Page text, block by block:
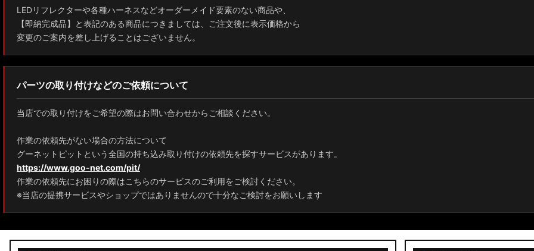
ZWE211H/NRE210H/NRE214H カローラスポーツ
GXPA16 MXPA12 GRヤリス
MXPH10/MXPA10/MXBA10/KSP210 ヤリス
MXPJ10/15 MXPB10/15 ヤリスクロス
ZYX10 NGX50 C-HR
AAHH40W/AAHH45W/TAHA40W ヴェルファイア
AAHH40W/AAHH45W/AGH40W アルファード
AYH30/GGH30/35/AGH30/35 ヴェルファイア
LEDリフレクターや各種ハーネスなどオーダーメイド要素のない商品や、
【即納完成品】と表記のある商品につきましては、ご注文後に表示価格から
変更のご案内を差し上げることはございません。
パーツの取り付けなどのご依頼について
当店での取り付けをご希望の際はお問い合わせからご相談ください。
作業の依頼先がない場合の方法について
グーネットピットという全国の持ち込み取り付けの依頼先を探すサービスがあります。
https://www.goo-net.com/pit/
作業の依頼先にお困りの際はこちらのサービスのご利用をご検討ください。
※当店の提携サービスやショップではありませんので十分なご検討をお願いします